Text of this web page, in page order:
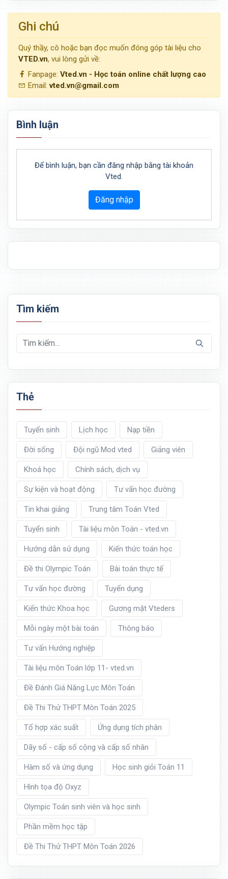
Ghi chú
Quý thầy, cô hoặc bạn đọc muốn đóng góp tài liệu cho
VTED.vn, vui lòng gửi về:
Fanpage: Vted.vn - Học toán online chất lượng cao
Email:vted.vn@gmail.com
Bình luận
Để bình luận, bạn cần đăng nhập bằng tài khoản
Vted.
Đăng nhập
Tìm kiếm
Thẻ
Tuyển sinh Lịch học Nạp tiền
Đời sống Đội ngũ Mod vted Giảng viên
Khoá học Chính sách, dịch vụ
Sự kiện và hoạt động Tư vấn học đường
Tin khai giảng Trung tâm Toán Vted
Tuyển sinh Tài liệu môn Toán - vted.vn
Hướng dẫn sử dụng Kiến thức toán học
Đề thi Olympic Toán Bài toán thực tế
Tư vấn học đường Tuyển dụng
Kiến thức Khoa học Gương mặt Vteders
Mỗi ngày một bài toán Thông báo
Tư vấn Hướng nghiệp
Tài liệu môn Toán lớp 11- vted.vn
Đề Đánh Giá Năng Lực Môn Toán
Đề Thi Thử THPT Môn Toán 2025
Tổ hợp xác suất Ứng dụng tích phân
Dãy số - cấp số cộng và cấp số nhân
Hàm số và ứng dụng Học sinh giỏi Toán 11
Hình tọa độ Oxyz
Olympic Toán sinh viên và học sinh
Phần mềm học tập
Đề Thi Thử THPT Môn Toán 2026